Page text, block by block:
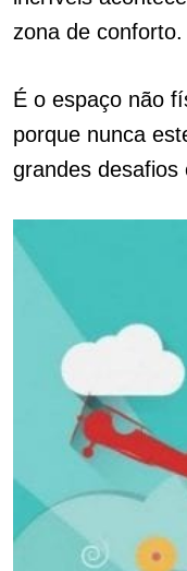
zona de conforto.
É o espaço não
porque nunca
grandes desafios